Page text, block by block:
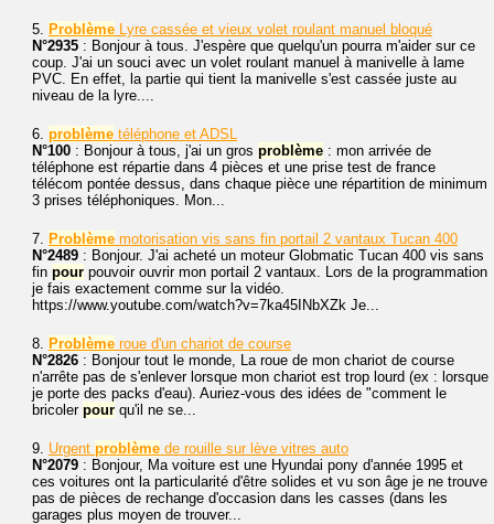
5. Problème Lyre cassée et vieux volet roulant manuel bloqué
N°2935 : Bonjour à tous. J'espère que quelqu'un pourra m'aider sur ce
coup. J'ai un souci avec un volet roulant manuel à manivelle à lame
PVC. En effet, la partie qui tient la manivelle s'est cassée juste au
niveau de la lyre....
6. problème téléphone et ADSL
N°100 : Bonjour à tous, j'ai un gros problème : mon arrivée de
téléphone est répartie dans 4 pièces et une prise test de france
télécom pontée dessus, dans chaque pièce une répartition de minimum
3 prises téléphoniques. Mon...
7. Problème motorisation vis sans fin portail 2 vantaux Tucan 400
N°2489 : Bonjour. J'ai acheté un moteur Globmatic Tucan 400 vis sans
fin pour pouvoir ouvrir mon portail 2 vantaux. Lors de la programmation
je fais exactement comme sur la vidéo.
https://www.youtube.com/watch?v=7ka45INbXZk Je...
8. Problème roue d'un chariot de course
N°2826 : Bonjour tout le monde, La roue de mon chariot de course
n'arrête pas de s'enlever lorsque mon chariot est trop lourd (ex : lorsque
je porte des packs d'eau). Auriez-vous des idées de "comment le
bricoler pour qu'il ne se...
9. Urgent problème de rouille sur lève vitres auto
N°2079 : Bonjour, Ma voiture est une Hyundai pony d'année 1995 et
ces voitures ont la particularité d'être solides et vu son âge je ne trouve
pas de pièces de rechange d'occasion dans les casses (dans les
garages plus moyen de trouver...